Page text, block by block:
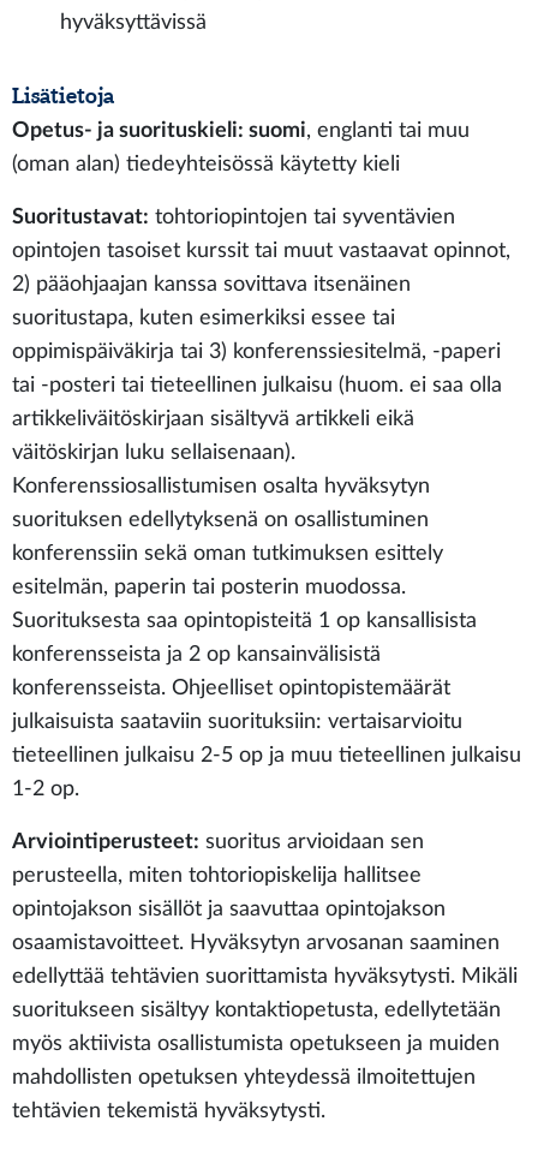
hyväksyttävissä
Lisätietoja
Opetus- ja suorituskieli: suomi, englanti tai muu
(oman alan) tiedeyhteisössä käytetty kieli
Suoritustavat: tohtoriopintojen tai syventävien
opintojen tasoiset kurssit tai muut vastaavat opinnot,
2) pääohjaajan kanssa sovittava itsenäinen
suoritustapa, kuten esimerkiksi essee tai
oppimispäiväkirja tai 3) konferenssiesitelmä, -paperi
tai -posteri tai tieteellinen julkaisu (huom. ei saa olla
artikkeliväitöskirjaan sisältyvä artikkeli eikä
väitöskirjan luku sellaisenaan).
Konferenssiosallistumisen osalta hyväksytyn
suorituksen edellytyksenä on osallistuminen
konferenssiin sekä oman tutkimuksen esittely
esitelmän, paperin tai posterin muodossa.
Suorituksesta saa opintopisteitä 1 op kansallisista
konferensseista ja 2 op kansainvälisistä
konferensseista. Ohjeelliset opintopistemäärät
julkaisuista saataviin suorituksiin: vertaisarvioitu
tieteellinen julkaisu 2-5 op ja muu tieteellinen julkaisu
1-2 op.
Arviointiperusteet: suoritus arvioidaan sen
perusteella, miten tohtoriopiskelija hallitsee
opintojakson sisällöt ja saavuttaa opintojakson
osaamistavoitteet. Hyväksytyn arvosanan saaminen
edellyttää tehtävien suorittamista hyväksytysti. Mikäli
suoritukseen sisältyy kontaktiopetusta, edellytetään
myös aktiivista osallistumista opetukseen ja muiden
mahdollisten opetuksen yhteydessä ilmoitettujen
tehtävien tekemistä hyväksytysti.